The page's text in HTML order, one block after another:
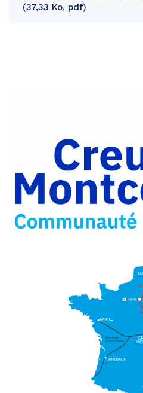
37,33 Ko, pdf
Facebook
Partager
Twitter
Partager
par
e-
mail